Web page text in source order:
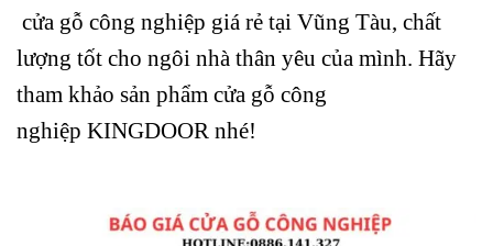
cửa gỗ công nghiệp giá rẻ tại Vũng Tàu, chất
lượng tốt cho ngôi nhà thân yêu của mình. Hãy
tham khảo sản phẩm cửa gỗ công
nghiệp KINGDOOR nhé!